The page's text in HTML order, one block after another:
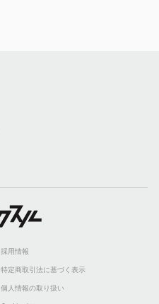
採用情報
特定商取引法に基づく表示
個人情報の取り扱い